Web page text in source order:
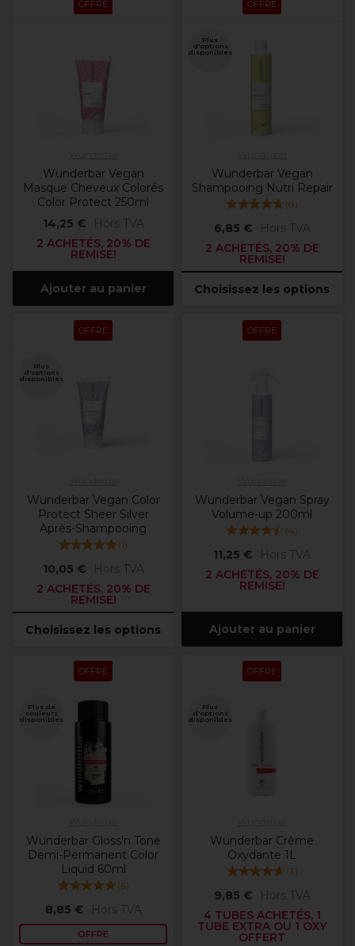
OFFRE
Wunderbar Vegan
Masque Cheveux Colorés
Color Protect 250ml
14,25 €
Hors TVA
2 ACHETÉS, 20% DE
REMISE!
Ajouter au panier
OFFRE
Plus
d'options
disponibles
Wunderbar Vegan
Shampooing Nutri Repair
(8)
6,85 €
Hors TVA
2 ACHETÉS, 20% DE
REMISE!
Choisissez les options
OFFRE
Plus
d'options
disponibles
Wunderbar Vegan Color
Protect Sheer Silver
Après-Shampooing
(1)
10,05 €
Hors TVA
2 ACHETÉS, 20% DE
REMISE!
Choisissez les options
OFFRE
Wunderbar Vegan Spray
Volume-up 200ml
(4)
11,25 €
Hors TVA
2 ACHETÉS, 20% DE
REMISE!
Ajouter au panier
OFFRE
Plus de
couleurs
disponibles
Wunderbar Gloss'n Tone
Demi-Permanent Color
Liquid 60ml
(6)
8,85 € Hors TVA
OFFRE
OFFRE
Plus
d'options
disponibles
Wunderbar Crème
Oxydante 1L
(3)
9,85 €
Hors TVA
4 TUBES ACHETÉS, 1
TUBE EXTRA OU 1 OXY
OFFERT